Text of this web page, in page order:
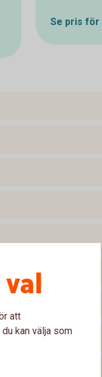
Se pris för
att
kan välja som